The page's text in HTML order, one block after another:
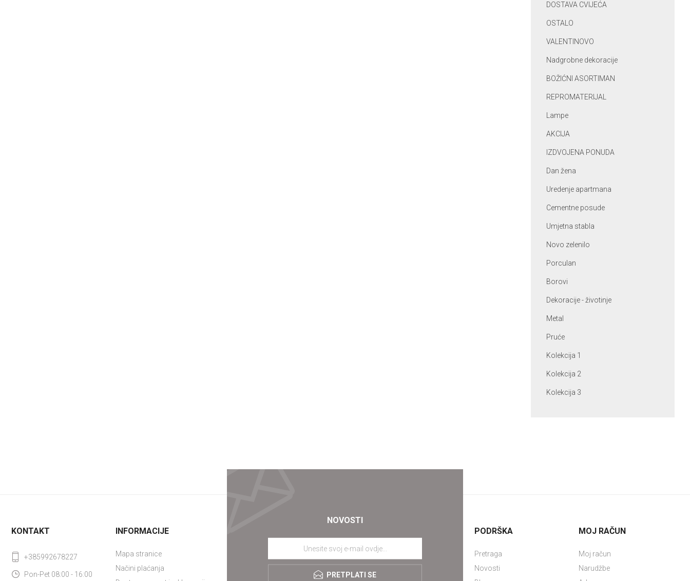
DOSTAVA CVIJEĆA
OSTALO
VALENTINOVO
Nadgrobne dekoracije
BOŽIĆNI ASORTIMAN
REPROMATERIJAL
Lampe
AKCIJA
IZDVOJENA PONUDA
Dan žena
Uredenje apartmana
Cementne posude
Umjetna stabla
Novo zelenilo
Porculan
Borovi
Dekoracije - životinje
Metal
Pruće
Kolekcija 1
Kolekcija 2
Kolekcija 3
NOVOSTI
PRETPLATI SE
KONTAKT
+385992678227
Pon-Pet 08:00 - 16:00
INFORMACIJE
Mapa stranice
Načini plaćanja
PODRŠKA
Pretraga
Novosti
MOJ RAČUN
Moj račun
Narudžbe